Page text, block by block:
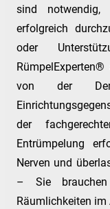
sind
erfolgreich
oder
von der
der
Entrümpelung
Nerven und
– Sie
Räumlichkeiten